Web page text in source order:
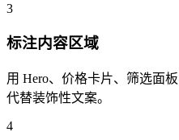
3
标注内容区域
用 Hero、价格卡片、筛选面
代替装饰性文案。
4